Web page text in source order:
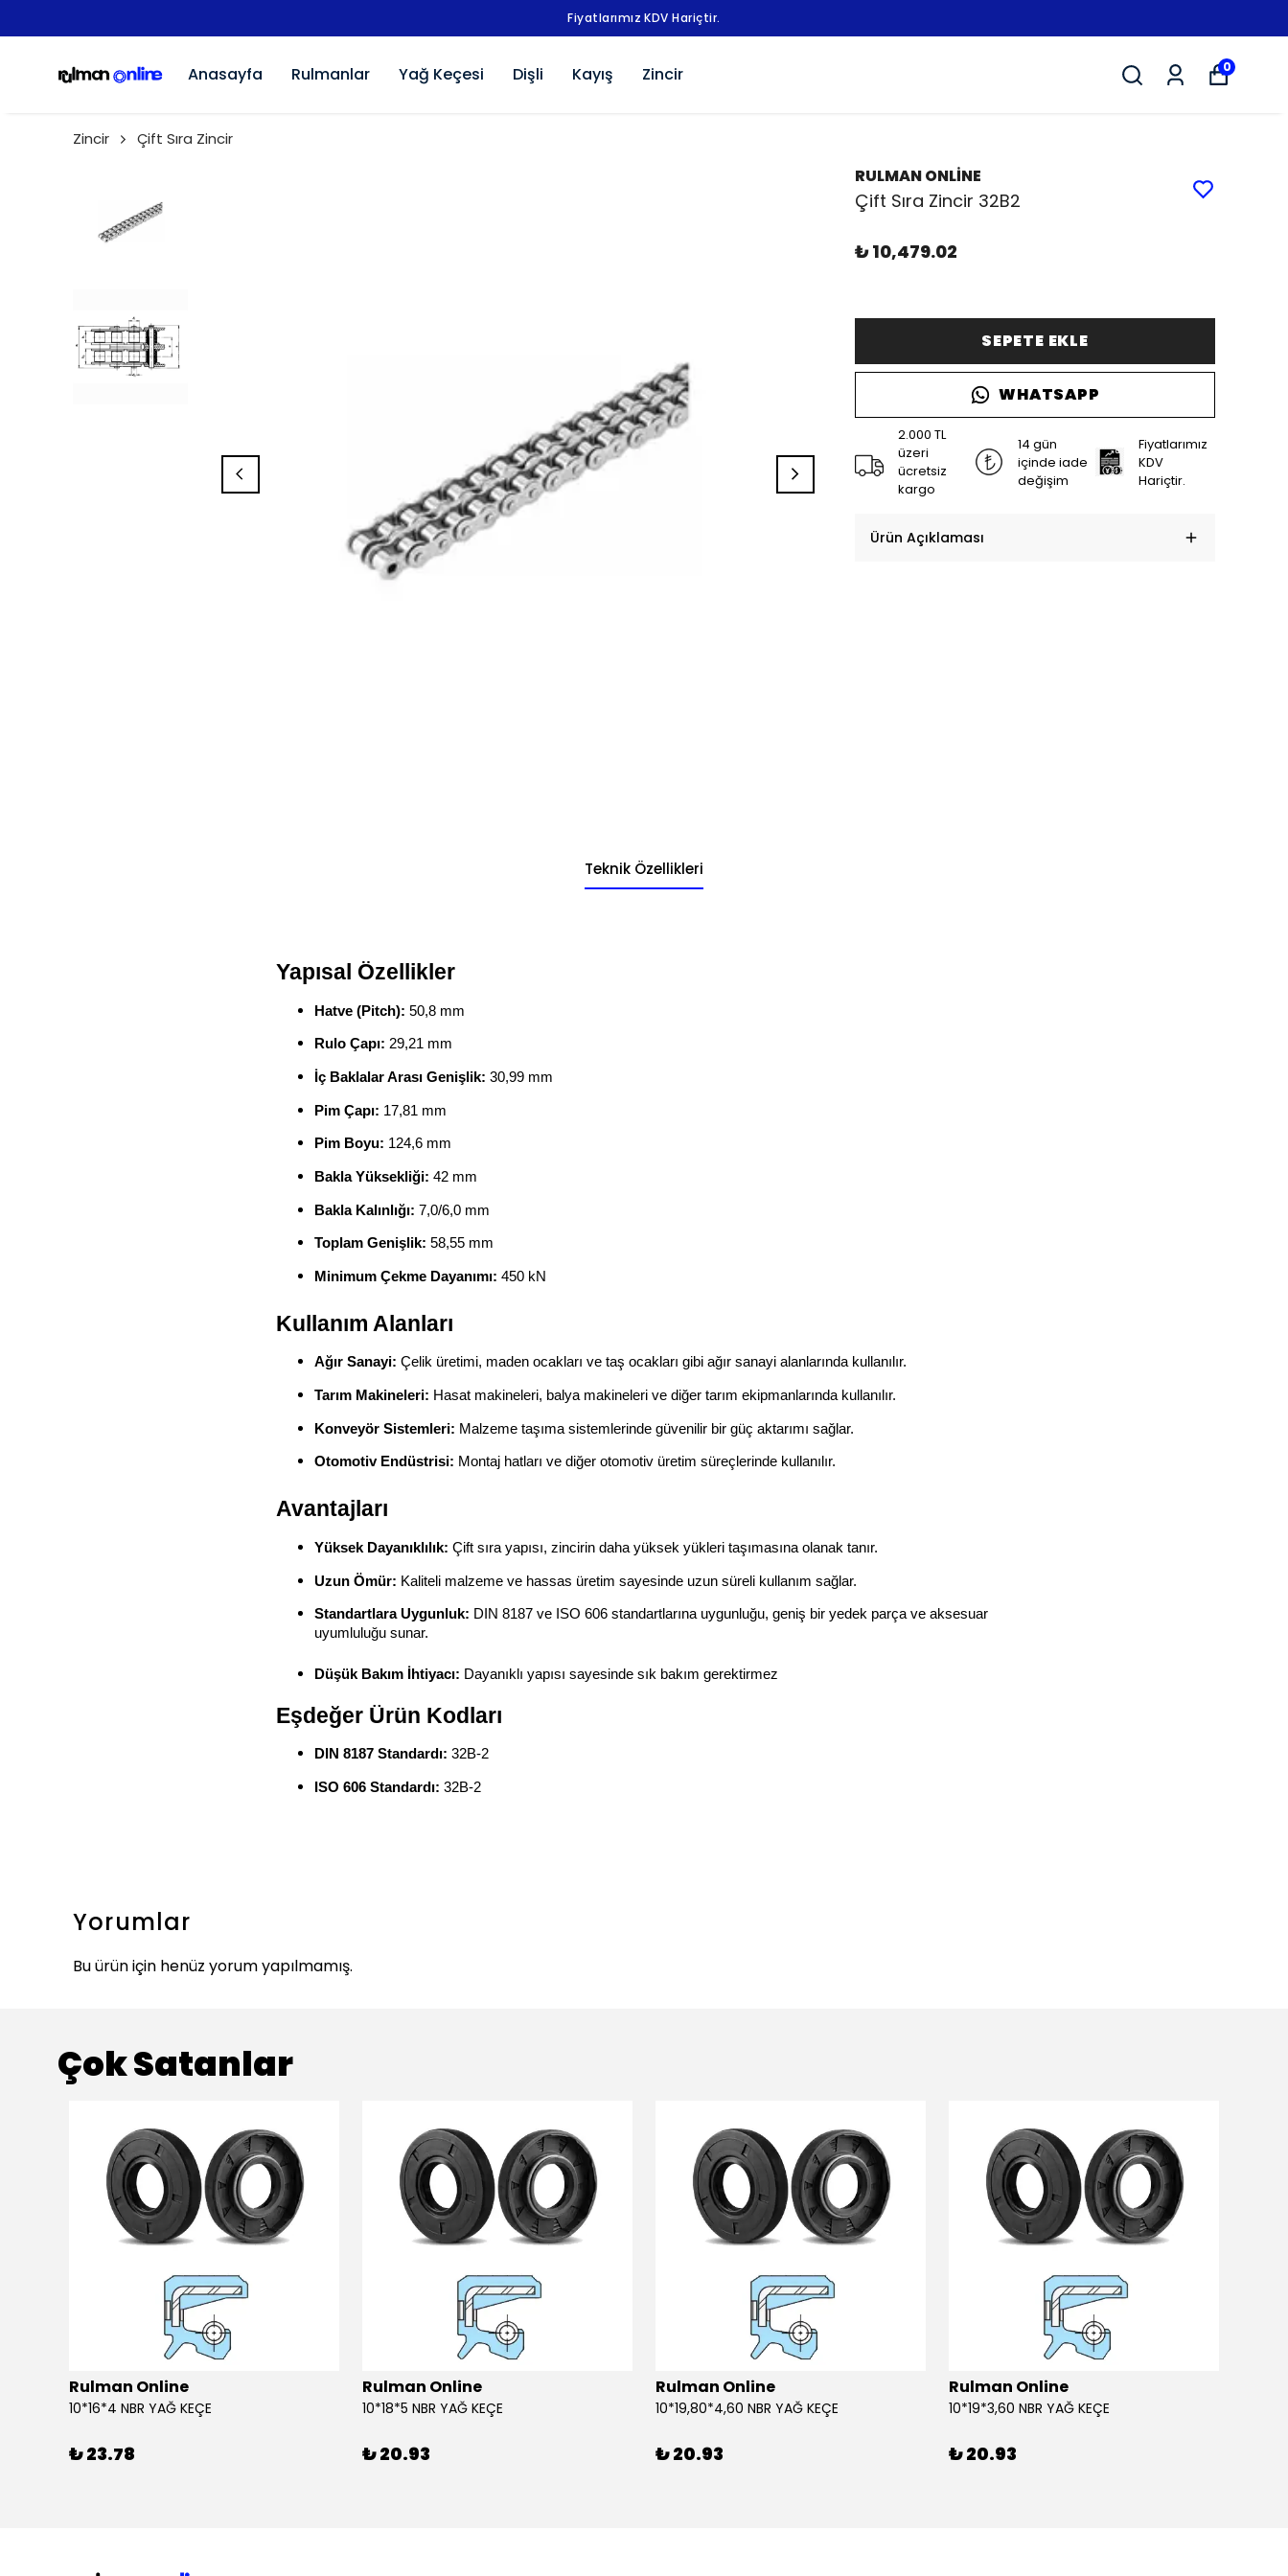
Fiyatlarımız KDV Hariçtir.
Anasayfa Rulmanlar Yağ Keçesi Dişli Kayış Zincir 0
Zincir Çift Sıra Zincir
RULMAN ONLİNE
Çift Sıra Zincir 32B2
₺ 10,479.02
SEPETE EKLE
WHATSAPP
2.000 TL
üzeri
ücretsiz
kargo
14 gün
içinde iade
değişim
Fiyatlarımız
KDV
Hariçtir.
Ürün Açıklaması
Teknik Özellikleri
Yapısal Özellikler
Hatve (Pitch): 50,8 mm
Rulo Çapı: 29,21 mm
İç Baklalar Arası Genişlik: 30,99 mm
Pim Çapı: 17,81 mm
Pim Boyu: 124,6 mm
Bakla Yüksekliği: 42 mm
Bakla Kalınlığı: 7,0/6,0 mm
Toplam Genişlik: 58,55 mm
Minimum Çekme Dayanımı: 450 kN
Kullanım Alanları
Ağır Sanayi: Çelik üretimi, maden ocakları ve taş ocakları gibi ağır sanayi alanlarında kullanılır.
Tarım Makineleri: Hasat makineleri, balya makineleri ve diğer tarım ekipmanlarında kullanılır.
Konveyör Sistemleri: Malzeme taşıma sistemlerinde güvenilir bir güç aktarımı sağlar.
Otomotiv Endüstrisi: Montaj hatları ve diğer otomotiv üretim süreçlerinde kullanılır.
Avantajları
Yüksek Dayanıklılık: Çift sıra yapısı, zincirin daha yüksek yükleri taşımasına olanak tanır.
Uzun Ömür: Kaliteli malzeme ve hassas üretim sayesinde uzun süreli kullanım sağlar.
Standartlara Uygunluk: DIN 8187 ve ISO 606 standartlarına uygunluğu, geniş bir yedek parça ve aksesuar
uyumluluğu sunar.
Düşük Bakım İhtiyacı: Dayanıklı yapısı sayesinde sık bakım gerektirmez
Eşdeğer Ürün Kodları
DIN 8187 Standardı: 32B-2
ISO 606 Standardı: 32B-2
Yorumlar
Bu ürün için henüz yorum yapılmamış.
Çok Satanlar
Rulman Online
10*16*4 NBR YAĞ KEÇE
₺ 23.78
Rulman Online
10*18*5 NBR YAĞ KEÇE
₺ 20.93
Rulman Online
10*19,80*4,60 NBR YAĞ KEÇE
₺ 20.93
Rulman Online
10*19*3,60 NBR YAĞ KEÇE
₺ 20.93